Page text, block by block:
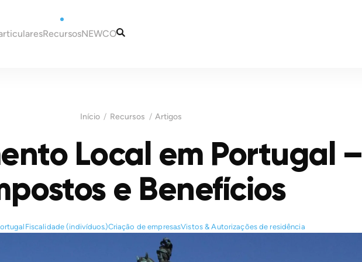
NIF em Portugal
para Portugal
para Novos
Fiscais em Portugal
Recursos
Portugal
Madeira
NEWCO
Início Recursos Artigos
Local em Portugal –
e Benefícios
Fiscalidade (indivíduos)Criação de empresasVistos & Autorizações de residência